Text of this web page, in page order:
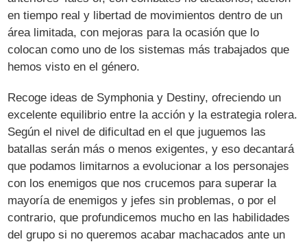
en tiempo real y libertad de movimientos dentro de un
área limitada, con mejoras para la ocasión que lo
colocan como uno de los sistemas más trabajados que
hemos visto en el género.
Recoge ideas de Symphonia y Destiny, ofreciendo un
excelente equilibrio entre la acción y la estrategia rolera.
Según el nivel de dificultad en el que juguemos las
batallas serán más o menos exigentes, y eso decantará
que podamos limitarnos a evolucionar a los personajes
con los enemigos que nos crucemos para superar la
mayoría de enemigos y jefes sin problemas, o por el
contrario, que profundicemos mucho en las habilidades
del grupo si no queremos acabar machacados ante un